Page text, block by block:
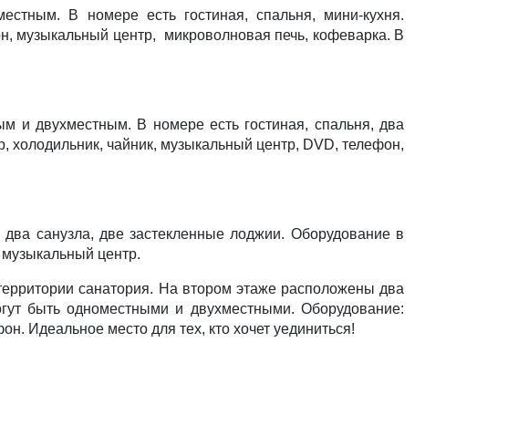
В номере есть гостиная, спальня, мини-кухня.
музыкальный центр, микроволновая печь, кофеварка. В
двухместным. В номере есть гостиная, спальня, два
холодильник, чайник, музыкальный центр, DVD, телефон,
санузла, две застекленные лоджии. Оборудование в
центр.
санатория. На втором этаже расположены два
быть одноместными и двухместными. Оборудование:
Идеальное место для тех, кто хочет уединиться!